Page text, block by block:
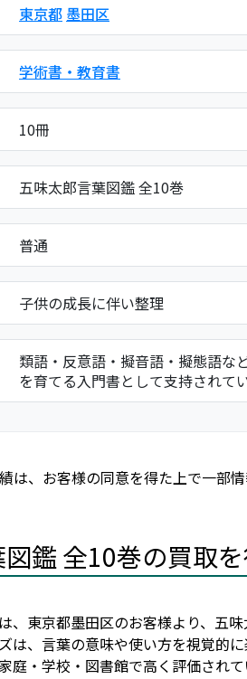
東京都 墨田区
学術書・教育書
10冊
五味太郎言葉図鑑 全10巻
普通
子供の成長に伴い整理
類語・反意語・擬音語・擬態語な
を育てる入門書として支持されて
は、お客様の同意を得た上で一部
鑑 全10巻の買取
、東京都墨田区のお客様より、五
は、言葉の意味や使い方を視覚的
庭・学校・図書館で高く評価されて